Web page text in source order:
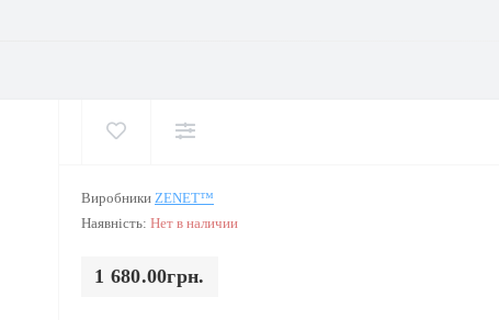
Виробники ZENET™
Наявність: Нет в наличии
1 680.00грн.